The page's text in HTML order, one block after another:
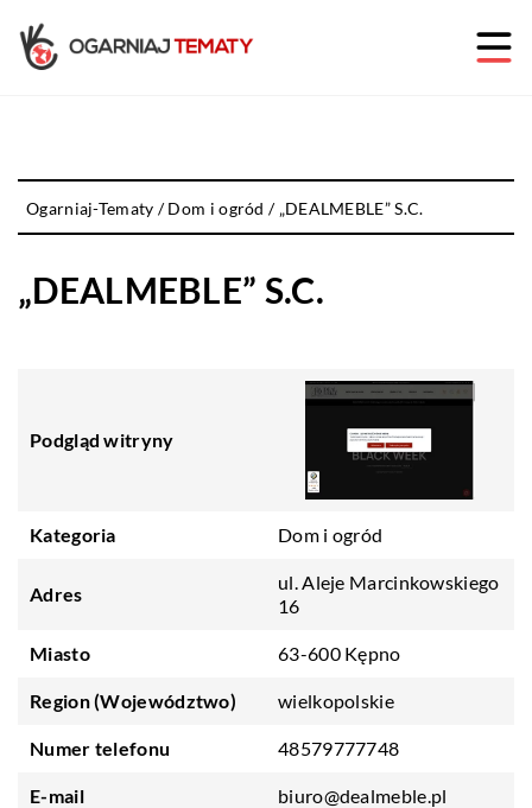
Ogarniaj-Tematy /Dom i ogród / „DEALMEBLE” S.C.
„DEALMEBLE” S.C.
Podgląd witryny
Kategoria Dom i ogród
Adres
ul. Aleje Marcinkowskiego
16
Miasto 63-600 Kępno
Region (Województwo) wielkopolskie
Numer telefonu 48579777748
E-mail biuro@dealmeble.pl